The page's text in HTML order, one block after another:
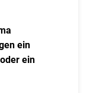
ein
ein